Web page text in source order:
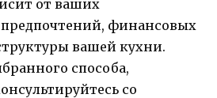
от ваших
финансовых
вашей кухни.
способа,
со